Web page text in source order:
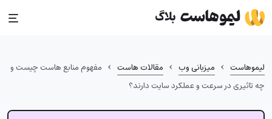
Skip
to
لیموهاست › میزبانی وب › مقالات هاست › مفهوم منابع هاست چیست و
چه تاثیری در سرعت و عملکرد سایت دارند؟